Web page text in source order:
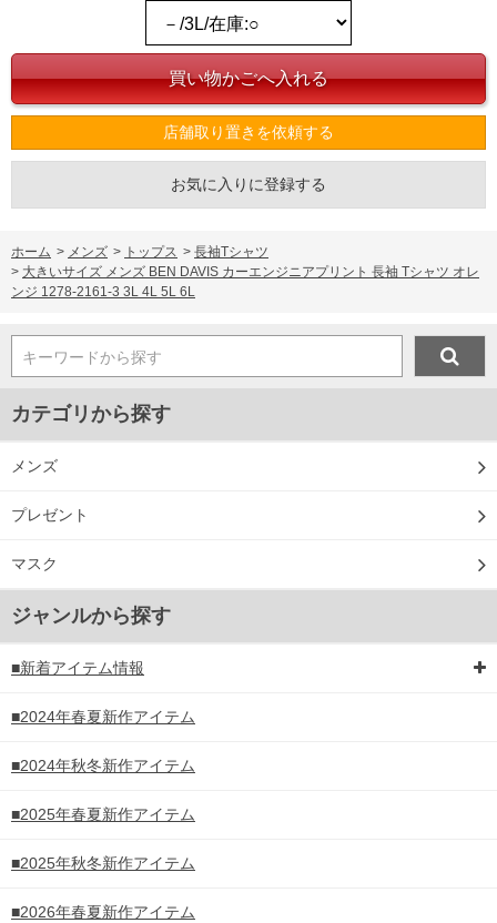
店舗取り置きを依頼する
お気に入りに登録する
ホーム > メンズ > トップス > 長袖Tシャツ
> 大きいサイズ メンズ BEN DAVIS カーエンジニアプリント 長袖 Tシャツ オレ
ンジ 1278-2161-3 3L 4L 5L 6L
キーワードから探す
カテゴリから探す
メンズ
プレゼント
マスク
ジャンルから探す
■新着アイテム情報
■2024年春夏新作アイテム
■2024年秋冬新作アイテム
■2025年春夏新作アイテム
■2025年秋冬新作アイテム
■2026年春夏新作アイテム